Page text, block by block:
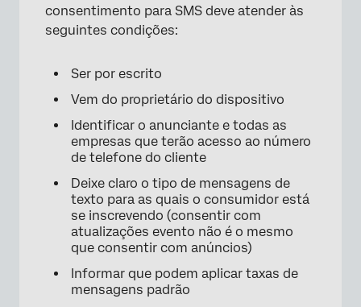
consentimento para SMS deve atender às
seguintes condições:
Ser por escrito
Vem do proprietário do dispositivo
Identificar o anunciante e todas as
empresas que terão acesso ao número
de telefone do cliente
Deixe claro o tipo de mensagens de
texto para as quais o consumidor está
se inscrevendo (consentir com
atualizações evento não é o mesmo
que consentir com anúncios)
Informar que podem aplicar taxas de
mensagens padrão